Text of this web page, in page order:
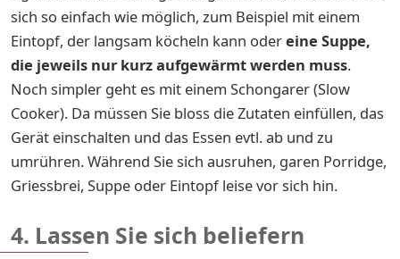
sich so einfach wie möglich, zum Beispiel mit einem
Eintopf, der langsam köcheln kann odereine Suppe,
die jeweils nur kurz aufgewärmt werden muss.
Noch simpler geht es mit einem Schongarer (Slow
Cooker). Da müssen Sie bloss die Zutaten einfüllen, das
Gerät einschalten und das Essen evtl. ab und zu
umrühren. Während Sie sich ausruhen, garen Porridge,
Griessbrei, Suppe oder Eintopf leise vor sich hin.
4. Lassen Sie sich beliefern